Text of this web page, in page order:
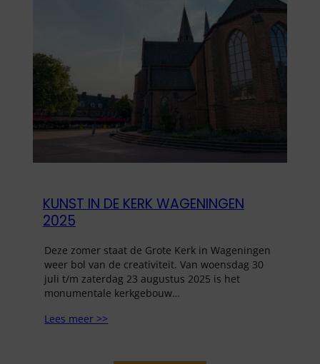
KUNST IN DE KERK WAGENINGEN
2025
Deze zomer staat de Grote Kerk in Wageningen
weer bol van de creativiteit. Van woensdag 30
juli t/m zaterdag 23 augustus 2025 is het
monumentale kerkgebouw…
Lees meer >>